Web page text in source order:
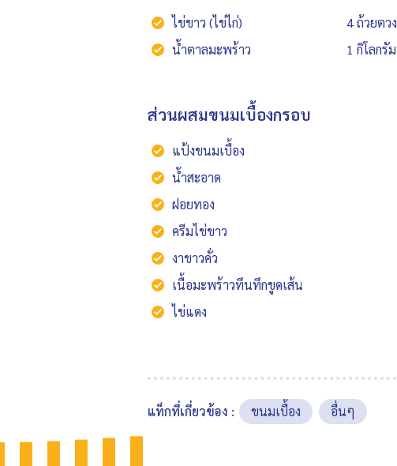
ไข่ขาว (ไข่ไก่)
4 ถ้วยตวง
น้ำตาลมะพร้าว
1 กิโลกรัม
ส่วนผสมขนมเบื้องกรอบ
แป้งขนมเบื้อง
น้ำสะอาด
ฝอยทอง
ครีมไข่ขาว
งาขาวคั่ว
เนื้อมะพร้าวทึนทึกขูดเส้น
ไข่แดง
แท็กที่เกี่ยวข้อง : ขนมเบื้อง อื่นๆ